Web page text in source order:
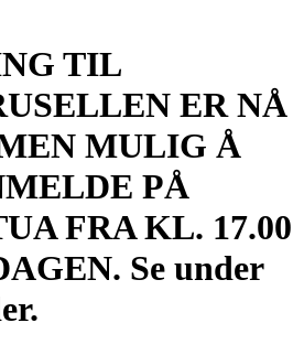
TIL
ER NÅ
MULIG Å
PÅ
FRA KL. 17.00
Se under